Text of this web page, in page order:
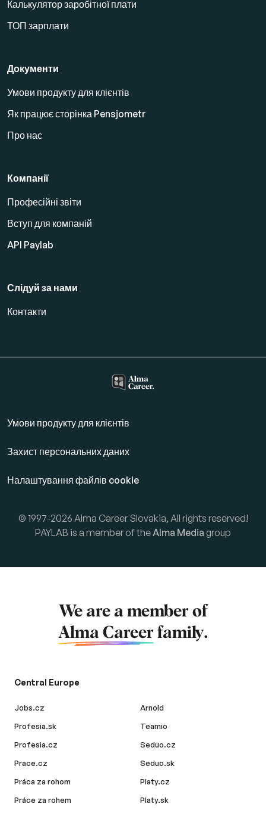
Калькулятор заробітної плати
ТОП зарплати
Документи
Умови продукту для клієнтів
Як працює сторінка Pensjometr
Про нас
Компанії
Професійні звіти
Вступ для компаній
API Paylab
Слідуй за нами
Контакти
Умови продукту для клієнтів
Захист персональних даних
Налаштування файлів cookie
© 1997-2026 Alma Career Slovakia, All rights reserved!
PAYLAB is a member of theAlma Media group
We are a member of
Alma Career family.
Central Europe
Jobs.cz
Profesia.sk
Profesia.cz
Prace.cz
Práca za rohom
Práce za rohem
Arnold
Teamio
Seduo.cz
Seduo.sk
Platy.cz
Platy.sk